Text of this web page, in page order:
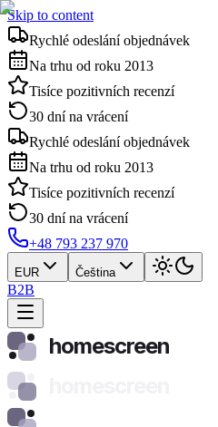
Skip to content
Rychlé odeslání objednávek
Na trhu od roku 2013
Tisíce pozitivních recenzí
30 dní na vrácení
Rychlé odeslání objednávek
Na trhu od roku 2013
Tisíce pozitivních recenzí
30 dní na vrácení
+48 793 237 970
EUR Čeština
B2B
homescreen